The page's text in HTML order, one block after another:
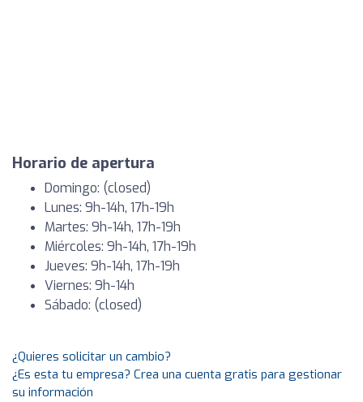
Horario de apertura
Domingo: (closed)
Lunes: 9h-14h, 17h-19h
Martes: 9h-14h, 17h-19h
Miércoles: 9h-14h, 17h-19h
Jueves: 9h-14h, 17h-19h
Viernes: 9h-14h
Sábado: (closed)
¿Quieres solicitar un cambio?
¿Es esta tu empresa? Crea una cuenta gratis para gestionar
su información